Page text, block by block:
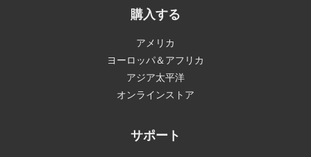
購入する
アメリカ
ヨーロッパ＆アフリカ
アジア太平洋
オンラインストア
サポート